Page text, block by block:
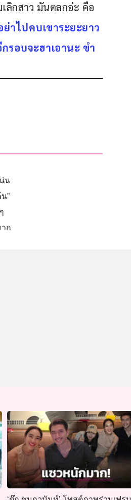
ลิกสาว มันตลกอ่ะ คือ
ไปคบเขาระยะยาว
กรอบจะฮาเอานะ ขำ
น
”
ก